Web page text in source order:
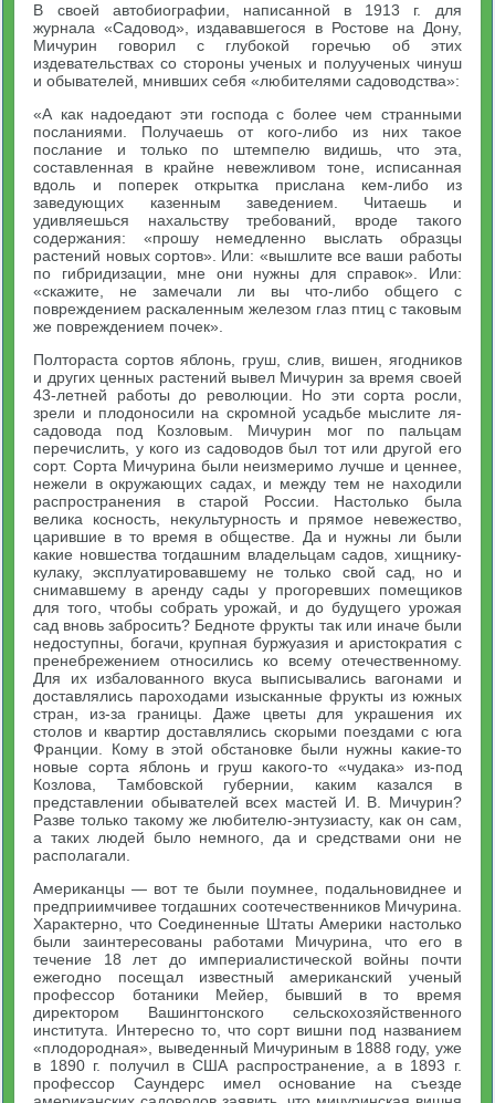
В своей автобиографии, написанной в 1913 г. для
журнала «Садовод», издававшегося в Ростове на Дону,
Мичурин говорил с глубокой горечью об этих
издевательствах со стороны ученых и полуученых чинуш
и обывателей, мнивших себя «любителями садоводства»:
«А как надоедают эти господа с более чем странными
посланиями. Получаешь от кого-либо из них такое
послание и только по штемпелю видишь, что эта,
составленная в крайне невежливом тоне, исписанная
вдоль и поперек открытка прислана кем-либо из
заведующих казенным заведением. Читаешь и
удивляешься нахальству требований, вроде такого
содержания: «прошу немедленно выслать образцы
растений новых сортов». Или: «вышлите все ваши работы
по гибридизации, мне они нужны для справок». Или:
«скажите, не замечали ли вы что-либо общего с
повреждением раскаленным железом глаз птиц с таковым
же повреждением почек».
Полтораста сортов яблонь, груш, слив, вишен, ягодников
и других ценных растений вывел Мичурин за время своей
43-летней работы до революции. Но эти сорта росли,
зрели и плодоносили на скромной усадьбе мыслите ля-
садовода под Козловым. Мичурин мог по пальцам
перечислить, у кого из садоводов был тот или другой его
сорт. Сорта Мичурина были неизмеримо лучше и ценнее,
нежели в окружающих садах, и между тем не находили
распространения в старой России. Настолько была
велика косность, некультурность и прямое невежество,
царившие в то время в обществе. Да и нужны ли были
какие новшества тогдашним владельцам садов, хищнику-
кулаку, эксплуатировавшему не только свой сад, но и
снимавшему в аренду сады у прогоревших помещиков
для того, чтобы собрать урожай, и до будущего урожая
сад вновь забросить? Бедноте фрукты так или иначе были
недоступны, богачи, крупная буржуазия и аристократия с
пренебрежением относились ко всему отечественному.
Для их избалованного вкуса выписывались вагонами и
доставлялись пароходами изысканные фрукты из южных
стран, из-за границы. Даже цветы для украшения их
столов и квартир доставлялись скорыми поездами с юга
Франции. Кому в этой обстановке были нужны какие-то
новые сорта яблонь и груш какого-то «чудака» из-под
Козлова, Тамбовской губернии, каким казался в
представлении обывателей всех мастей И. В. Мичурин?
Разве только такому же любителю-энтузиасту, как он сам,
а таких людей было немного, да и средствами они не
располагали.
Американцы — вот те были поумнее, подальновиднее и
предприимчивее тогдашних соотечественников Мичурина.
Характерно, что Соединенные Штаты Америки настолько
были заинтересованы работами Мичурина, что его в
течение 18 лет до империалистической войны почти
ежегодно посещал известный американский ученый
профессор ботаники Мейер, бывший в то время
директором Вашингтонского сельскохозяйственного
института. Интересно то, что сорт вишни под названием
«плодородная», выведенный Мичуриным в 1888 году, уже
в 1890 г. получил в США распространение, а в 1893 г.
профессор Саундерс имел основание на съезде